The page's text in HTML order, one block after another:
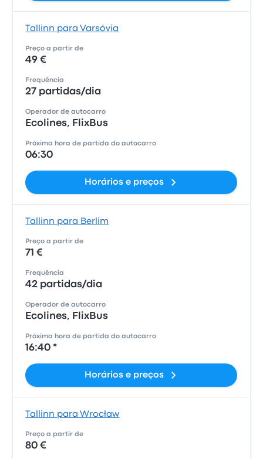
Tallinn para Varsóvia
Preço a partir de
49 €
Frequência
27 partidas/dia
Operador de autocarro
Ecolines, FlixBus
Próxima hora de partida do autocarro
06:30
Horários e preços
Tallinn para Berlim
Preço a partir de
71 €
Frequência
42 partidas/dia
Operador de autocarro
Ecolines, FlixBus
Próxima hora de partida do autocarro
16:40 *
Horários e preços
Tallinn para Wrocław
Preço a partir de
80 €